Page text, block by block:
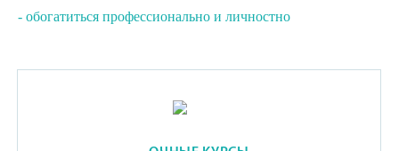
- обогатиться профессионально и личностно